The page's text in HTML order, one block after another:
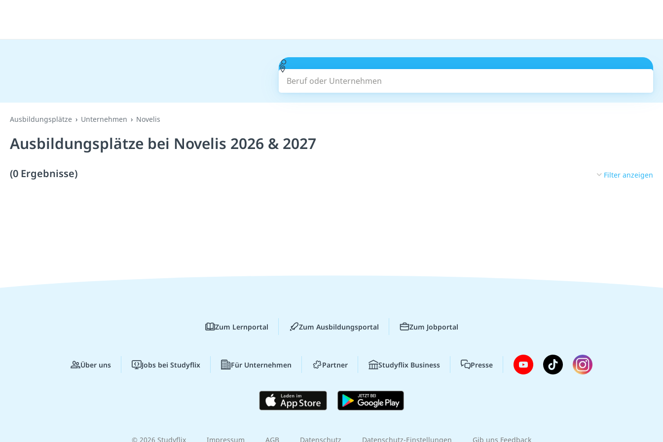
Beruf oder Unternehmen
Ausbildungsplätze Unternehmen Novelis
Ausbildungsplätze bei Novelis 2026 & 2027
(0 Ergebnisse) Filter anzeigen
Zum Lernportal Zum Ausbildungsportal Zum Jobportal
Über uns Jobs bei Studyflix Für Unternehmen Partner Studyflix Business Presse
© 2026 Studyflix Impressum AGB Datenschutz Datenschutz-Einstellungen Gib uns Feedback